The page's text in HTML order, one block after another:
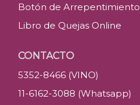
Botón de Arrepentimiento
Libro de Quejas Online
CONTACTO
5352-8466 (VINO)
11-6162-3088 (Whatsapp)